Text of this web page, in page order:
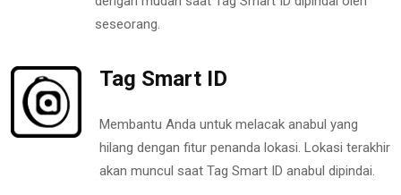
seseorang.
Tag Smart ID
Membantu Anda untuk melacak anabul yang
hilang dengan fitur penanda lokasi. Lokasi terakhir
akan muncul saat Tag Smart ID anabul dipindai.